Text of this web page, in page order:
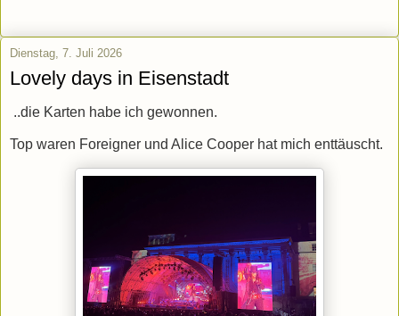
Dienstag, 7. Juli 2026
Lovely days in Eisenstadt
..die Karten habe ich gewonnen.
Top waren Foreigner und Alice Cooper hat mich enttäuscht.